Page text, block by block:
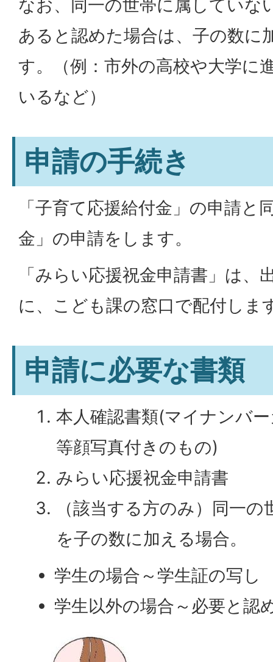
なお、同一の世帯に属していな
あると認めた場合は、子の数に
す。（例：市外の高校や大学に
いるなど）
申請の手続き
「子育て応援給付金」の申請と
金」の申請をします。
「みらい応援祝金申請書」は、
に、こども課の窓口で配付しま
申請に必要な書類
本人確認書類(マイナンバ
等顔写真付きのもの)
みらい応援祝金申請書
（該当する方のみ）同一
を子の数に加える場合。
学生の場合～学生証の写し
学生以外の場合～必要と認